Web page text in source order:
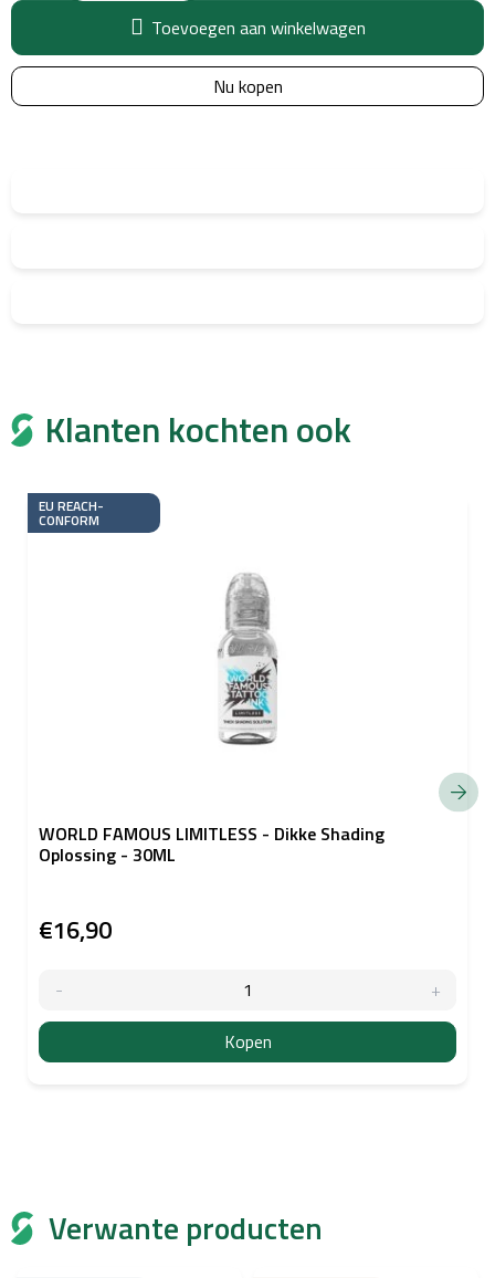
Toevoegen aan winkelwagen
Nu kopen
Verwante producten
Klanten kochten ook
EU REACH-
CONFORM
WORLD FAMOUS LIMITLESS - Dikke Shading
Oplossing - 30ML
€16,90
Kopen